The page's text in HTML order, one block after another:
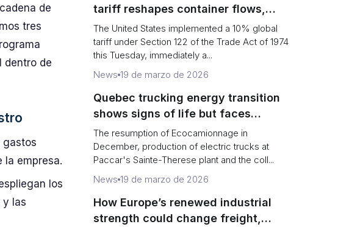
de
tres
dentro de
gastos
la empresa.
los
y las
tariff reshapes container flows,
airfreight and importer planning
The United States implemented a 10% global
tariff under Section 122 of the Trade Act of 1974
this Tuesday, immediately a...
News 19 de marzo de 2026
Quebec trucking energy transition
shows signs of life but faces
financial and infrastructure barriers
The resumption of Ecocamionnage in
December, production of electric trucks at
Paccar's Sainte-Therese plant and the coll...
News 19 de marzo de 2026
How Europe’s renewed industrial
strength could change freight,